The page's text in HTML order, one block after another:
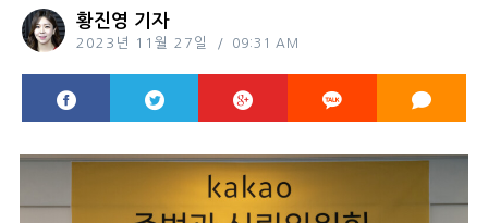
황진영 기자
2023년 11월 27일 09:31 AM